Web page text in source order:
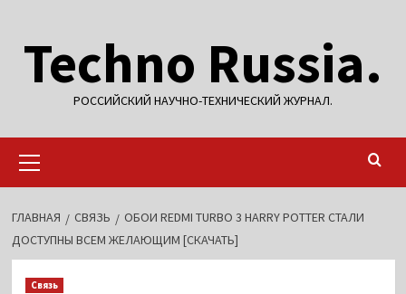
содержимому
Techno Russia.
РОССИЙСКИЙ НАУЧНО-ТЕХНИЧЕСКИЙ ЖУРНАЛ.
меню
ГЛАВНАЯ СВЯЗЬ
ОБОИ REDMI TURBO 3 HARRY POTTER СТАЛИ
ДОСТУПНЫ ВСЕМ ЖЕЛАЮЩИМ [СКАЧАТЬ]
Связь